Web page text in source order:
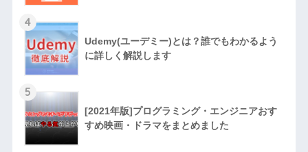
4
Udemy(ユーデミー)とは？誰でもわかるよう
に詳しく解説します
5
[2021年版]プログラミング・エンジニアおす
すめ映画・ドラマをまとめました